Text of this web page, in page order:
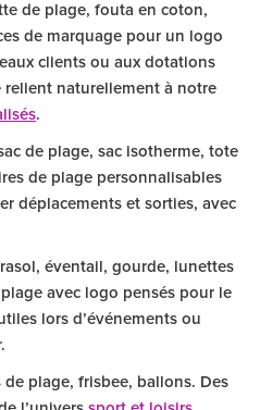
de plage, fouta en coton,
de marquage pour un logo
clients ou aux dotations
relient naturellement à notre
.
de plage, sac isotherme, tote
de plage personnalisables
déplacements et sorties, avec
éventail, gourde, lunettes
avec logo pensés pour le
lors d’événements ou
de plage, frisbee, ballons. Des